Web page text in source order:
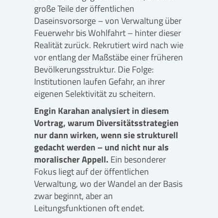
große Teile der öffentlichen
Daseinsvorsorge – von Verwaltung über
Feuerwehr bis Wohlfahrt – hinter dieser
Realität zurück. Rekrutiert wird nach wie
vor entlang der Maßstäbe einer früheren
Bevölkerungsstruktur. Die Folge:
Institutionen laufen Gefahr, an ihrer
eigenen Selektivität zu scheitern.
Engin Karahan analysiert in diesem
Vortrag, warum Diversitätsstrategien
nur dann wirken, wenn sie strukturell
gedacht werden – und nicht nur als
moralischer Appell. Ein besonderer
Fokus liegt auf der öffentlichen
Verwaltung, wo der Wandel an der Basis
zwar beginnt, aber an
Leitungsfunktionen oft endet.